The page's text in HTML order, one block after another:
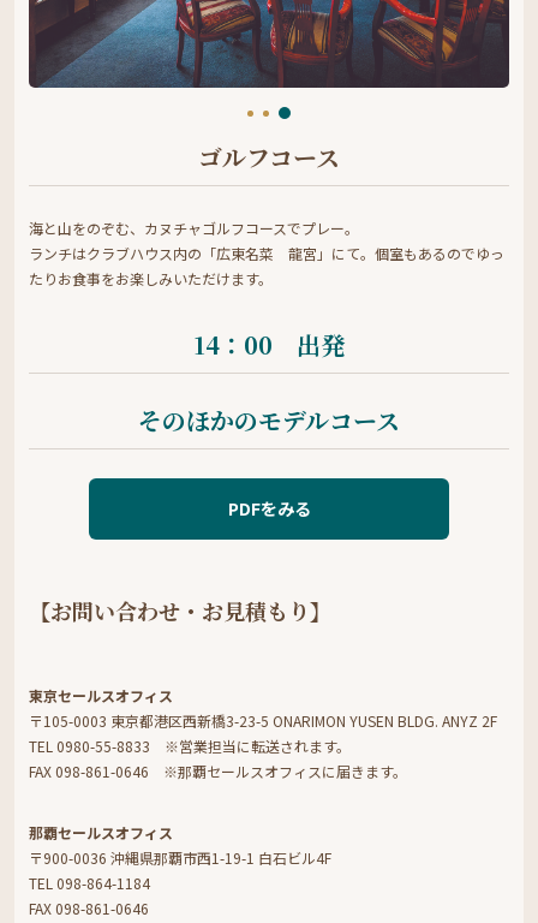
ゴルフコース
海と山をのぞむ、カヌチャゴルフコースでプレー。
ランチはクラブハウス内の「広東名菜 龍宮」にて。個室もあるのでゆっ
たりお食事をお楽しみいただけます。
14：00 出発
そのほかのモデルコース
PDFをみる
【お問い合わせ・お見積もり】
東京セールスオフィス
〒105-0003 東京都港区西新橋3-23-5 ONARIMON YUSEN BLDG. ANYZ 2F
TEL 0980-55-8833 ※営業担当に転送されます。
FAX 098-861-0646 ※那覇セールスオフィスに届きます。
那覇セールスオフィス
〒900-0036 沖縄県那覇市西1-19-1 白石ビル4F
TEL 098-864-1184
FAX 098-861-0646